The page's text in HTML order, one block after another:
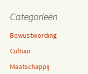
Categorieën
Bewustwording
Cultuur
Maatschappij